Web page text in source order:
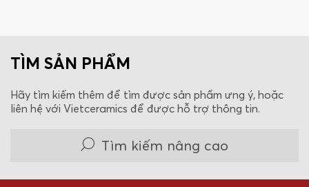
TÌM SẢN PHẨM
Hãy tìm kiếm thêm để tìm được sản phẩm ưng ý, hoặc
liên hệ với Vietceramics để được hỗ trợ thông tin.
Tìm kiếm nâng cao